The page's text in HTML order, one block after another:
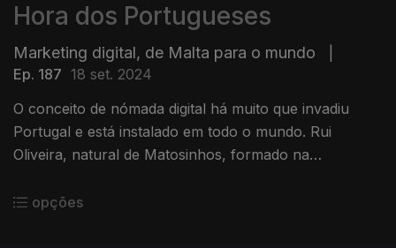
Hora dos Portugueses
Marketing digital, de Malta para o mundo
Ep. 187 18 set. 2024
O conceito de nómada digital há muito que invadiu
Portugal e está instalado em todo o mundo. Rui
Oliveira, natural de Matosinhos, formado na
e trabalhar de forma internacional, como especialista
opções